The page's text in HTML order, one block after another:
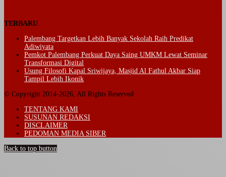
TERBARU
Palembang Targetkan Lebih Banyak Sekolah Raih Predikat
Adiwiyata
Pemkot Palembang Perkuat Daya Saing UMKM Lewat Seminar
Transformasi Digital
Usung Filosofi Kapal Sriwijaya, Masjid Al Fathul Akbar Siap
Tampil Lebih Ikonik
© Copyright 2014-2026, All Rights Reserved
TENTANG KAMI
SUSUNAN REDAKSI
DISCLAIMER
PEDOMAN MEDIA SIBER
Back to top button